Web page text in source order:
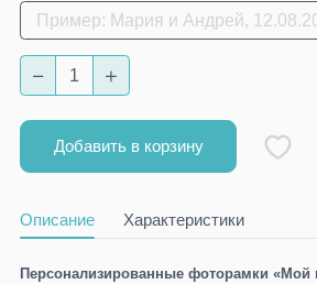
Добавить в корзину
Описание Характеристики
Персонализированные фоторамки «Мой